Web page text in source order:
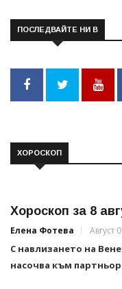
ПОСЛЕДВАЙТЕ НИ В
ХОРОСКОП
Хороскоп за 8
Елена Фотева Август
С навлизането на
насочва към